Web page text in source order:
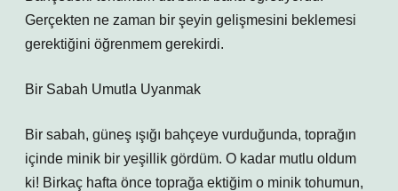
Gerçekten ne zaman bir şeyin gelişmesini beklemesi
gerektiğini öğrenmem gerekirdi.
Bir Sabah Umutla Uyanmak
Bir sabah, güneş ışığı bahçeye vurduğunda, toprağın
içinde minik bir yeşillik gördüm. O kadar mutlu oldum
ki! Birkaç hafta önce toprağa ektiğim o minik tohumun,